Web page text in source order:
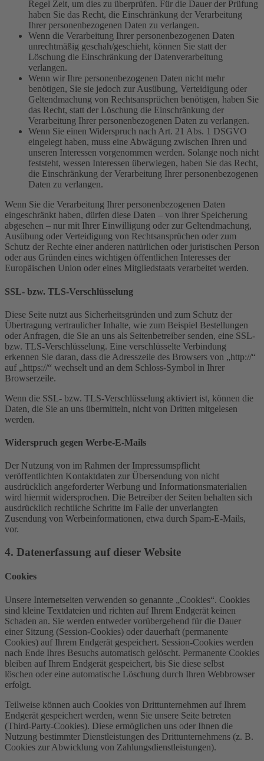
Regel Zeit, um dies zu überprüfen. Für die Dauer der Prüfung
haben Sie das Recht, die Einschränkung der Verarbeitung
Ihrer personenbezogenen Daten zu verlangen.
Wenn die Verarbeitung Ihrer personenbezogenen Daten
unrechtmäßig geschah/geschieht, können Sie statt der
Löschung die Einschränkung der Datenverarbeitung
verlangen.
Wenn wir Ihre personenbezogenen Daten nicht mehr
benötigen, Sie sie jedoch zur Ausübung, Verteidigung oder
Geltendmachung von Rechtsansprüchen benötigen, haben Sie
das Recht, statt der Löschung die Einschränkung der
Verarbeitung Ihrer personenbezogenen Daten zu verlangen.
Wenn Sie einen Widerspruch nach Art. 21 Abs. 1 DSGVO
eingelegt haben, muss eine Abwägung zwischen Ihren und
unseren Interessen vorgenommen werden. Solange noch nicht
feststeht, wessen Interessen überwiegen, haben Sie das Recht,
die Einschränkung der Verarbeitung Ihrer personenbezogenen
Daten zu verlangen.
Wenn Sie die Verarbeitung Ihrer personenbezogenen Daten
eingeschränkt haben, dürfen diese Daten – von ihrer Speicherung
abgesehen – nur mit Ihrer Einwilligung oder zur Geltendmachung,
Ausübung oder Verteidigung von Rechtsansprüchen oder zum
Schutz der Rechte einer anderen natürlichen oder juristischen Person
oder aus Gründen eines wichtigen öffentlichen Interesses der
Europäischen Union oder eines Mitgliedstaats verarbeitet werden.
SSL- bzw. TLS-Verschlüsselung
Diese Seite nutzt aus Sicherheitsgründen und zum Schutz der
Übertragung vertraulicher Inhalte, wie zum Beispiel Bestellungen
oder Anfragen, die Sie an uns als Seitenbetreiber senden, eine SSL-
bzw. TLS-Verschlüsselung. Eine verschlüsselte Verbindung
erkennen Sie daran, dass die Adresszeile des Browsers von „http://“
auf „https://“ wechselt und an dem Schloss-Symbol in Ihrer
Browserzeile.
Wenn die SSL- bzw. TLS-Verschlüsselung aktiviert ist, können die
Daten, die Sie an uns übermitteln, nicht von Dritten mitgelesen
werden.
Widerspruch gegen Werbe-E-Mails
Der Nutzung von im Rahmen der Impressumspflicht
veröffentlichten Kontaktdaten zur Übersendung von nicht
ausdrücklich angeforderter Werbung und Informationsmaterialien
wird hiermit widersprochen. Die Betreiber der Seiten behalten sich
ausdrücklich rechtliche Schritte im Falle der unverlangten
Zusendung von Werbeinformationen, etwa durch Spam-E-Mails,
vor.
4. Datenerfassung auf dieser Website
Cookies
Unsere Internetseiten verwenden so genannte „Cookies“. Cookies
sind kleine Textdateien und richten auf Ihrem Endgerät keinen
Schaden an. Sie werden entweder vorübergehend für die Dauer
einer Sitzung (Session-Cookies) oder dauerhaft (permanente
Cookies) auf Ihrem Endgerät gespeichert. Session-Cookies werden
nach Ende Ihres Besuchs automatisch gelöscht. Permanente Cookies
bleiben auf Ihrem Endgerät gespeichert, bis Sie diese selbst
löschen oder eine automatische Löschung durch Ihren Webbrowser
erfolgt.
Teilweise können auch Cookies von Drittunternehmen auf Ihrem
Endgerät gespeichert werden, wenn Sie unsere Seite betreten
(Third-Party-Cookies). Diese ermöglichen uns oder Ihnen die
Nutzung bestimmter Dienstleistungen des Drittunternehmens (z. B.
Cookies zur Abwicklung von Zahlungsdienstleistungen).